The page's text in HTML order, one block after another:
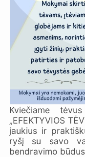
Kviečiame
„EFEKTYVIOS
jaukius ir
ryšį su savo
bendravimo